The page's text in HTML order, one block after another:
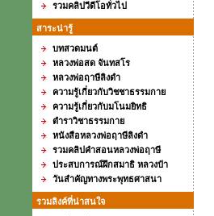
รวมคลิปวีดีโอทั่วไป
สาระน่ารู้
บทสวดมนต์
หลวงพ่อสด จันทสโร
หลวงพ่อฤาษีลิงดำ
ความรู้เกี่ยวกับวิชชาธรรมกาย
ความรู้เกี่ยวกับมโนมยิทธิ
ตำราวิชาธรรมกาย
หนังสือหลวงพ่อฤาษีลิงดำ
รวมคลิปคำสอนหลวงพ่อฤาษี
ประสบการณ์ฝึกสมาธิ หลวงป๋า
วันสำคัญทางพระพุทธศาสนา
รวมลิงค์ที่น่าสนใจ